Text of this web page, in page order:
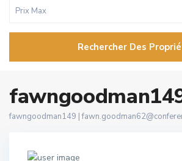
Rechercher Des
fawngoodman149 |